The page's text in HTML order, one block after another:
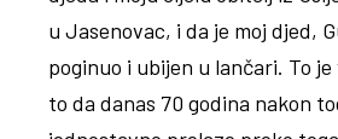
u Jasenovac, i da je moj djed,
poginuo i ubijen u lančari. To je
to da danas 70 godina nakon